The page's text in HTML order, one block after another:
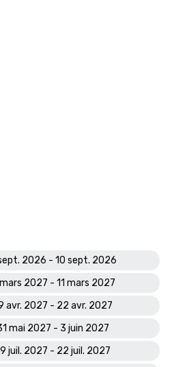
2026 - 10 sept. 2026
2027 - 11 mars 2027
avr. 2027 - 22 avr. 2027
mai 2027 - 3 juin 2027
juil. 2027 - 22 juil. 2027